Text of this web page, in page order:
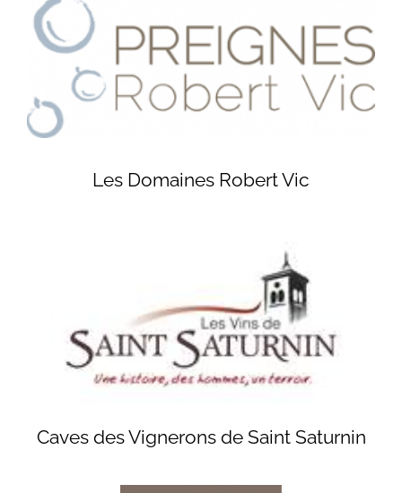
Les Domaines Robert Vic
Caves des Vignerons de Saint Saturnin